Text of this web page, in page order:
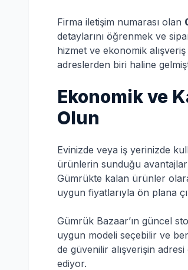
Firma iletişim numarası olan
detaylarını öğrenmek ve
hizmet ve ekonomik
adreslerden biri haline
Ekonomik ve
Olun
Evinizde veya iş yerinizde
ürünlerin sunduğu
Gümrükte kalan ürünler
uygun fiyatlarıyla ön plana
Gümrük Bazaar’ın güncel
uygun modeli seçebilir ve
de güvenilir alışverişin
ediyor.